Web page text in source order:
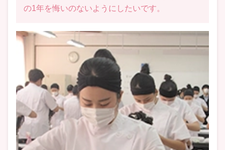
の1年を悔いのないようにしたいです。